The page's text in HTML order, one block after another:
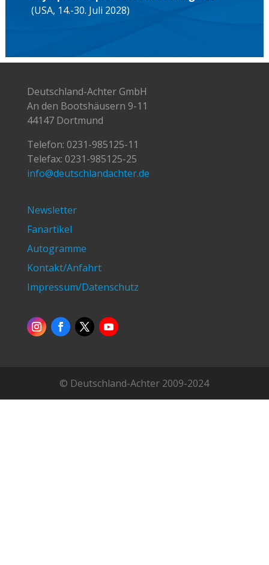
(USA, 14.-30. Juli 2028)
Deutschland-Achter GmbH
An den Bootshäusern 9-11
44147 Dortmund
Telefon: 0231-985125-11
Telefax: 0231-985125-25
info@deutschlandachter.de
Newsletter
Fanartikel
Autogramme
Kontakt/Anfahrt
Impressum/Datenschutz
© Deutschland-Achter 2009-2024